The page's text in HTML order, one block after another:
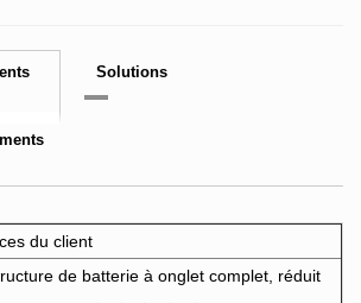
Solutions
du client
de batterie à onglet complet, réduit